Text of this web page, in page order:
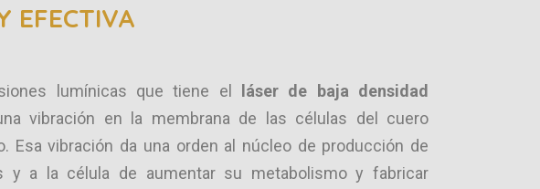
EFECTIVA
lumínicas que tiene el láser de baja densidad
vibración en la membrana de las células del cuero
Esa vibración da una orden al núcleo de producción de
y a la célula de aumentar su metabolismo y fabricar